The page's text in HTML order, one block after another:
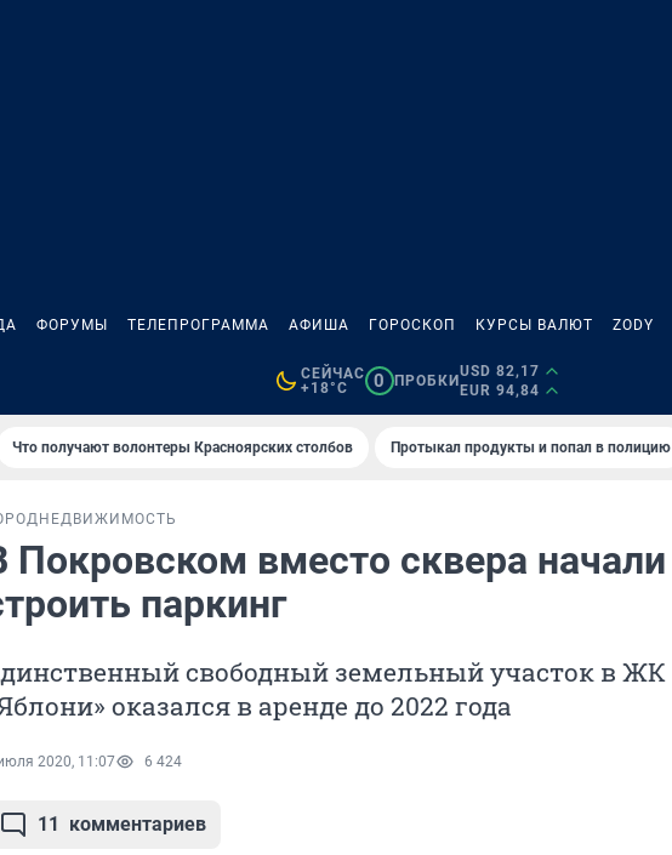
ФОРУМЫ ТЕЛЕПРОГРАММА АФИША ГОРОСКОП КУРСЫ ВАЛЮТ ZODY
СЕЙЧАС
+18°C
0 ПРОБКИ
USD 82,17
EUR 94,84
Что получают волонтеры Красноярских столбов Протыкал продукты и попал в полицию
НЕДВИЖИМОСТЬ
Покровском вместо сквера начали
паркинг
свободный земельный участок в ЖК
оказался в аренде до 2022 года
2020, 11:07 6 424
11 комментариев